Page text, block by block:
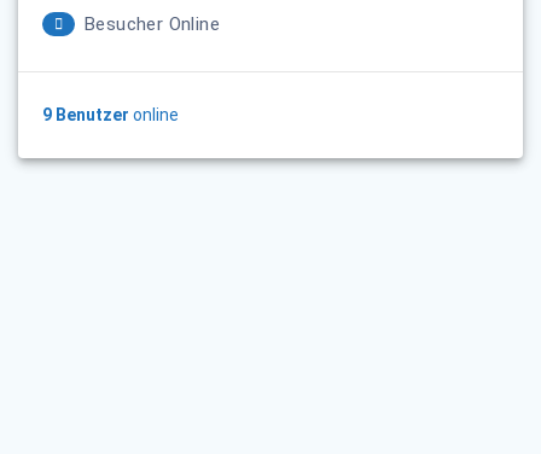
Besucher Online
9 Benutzer online